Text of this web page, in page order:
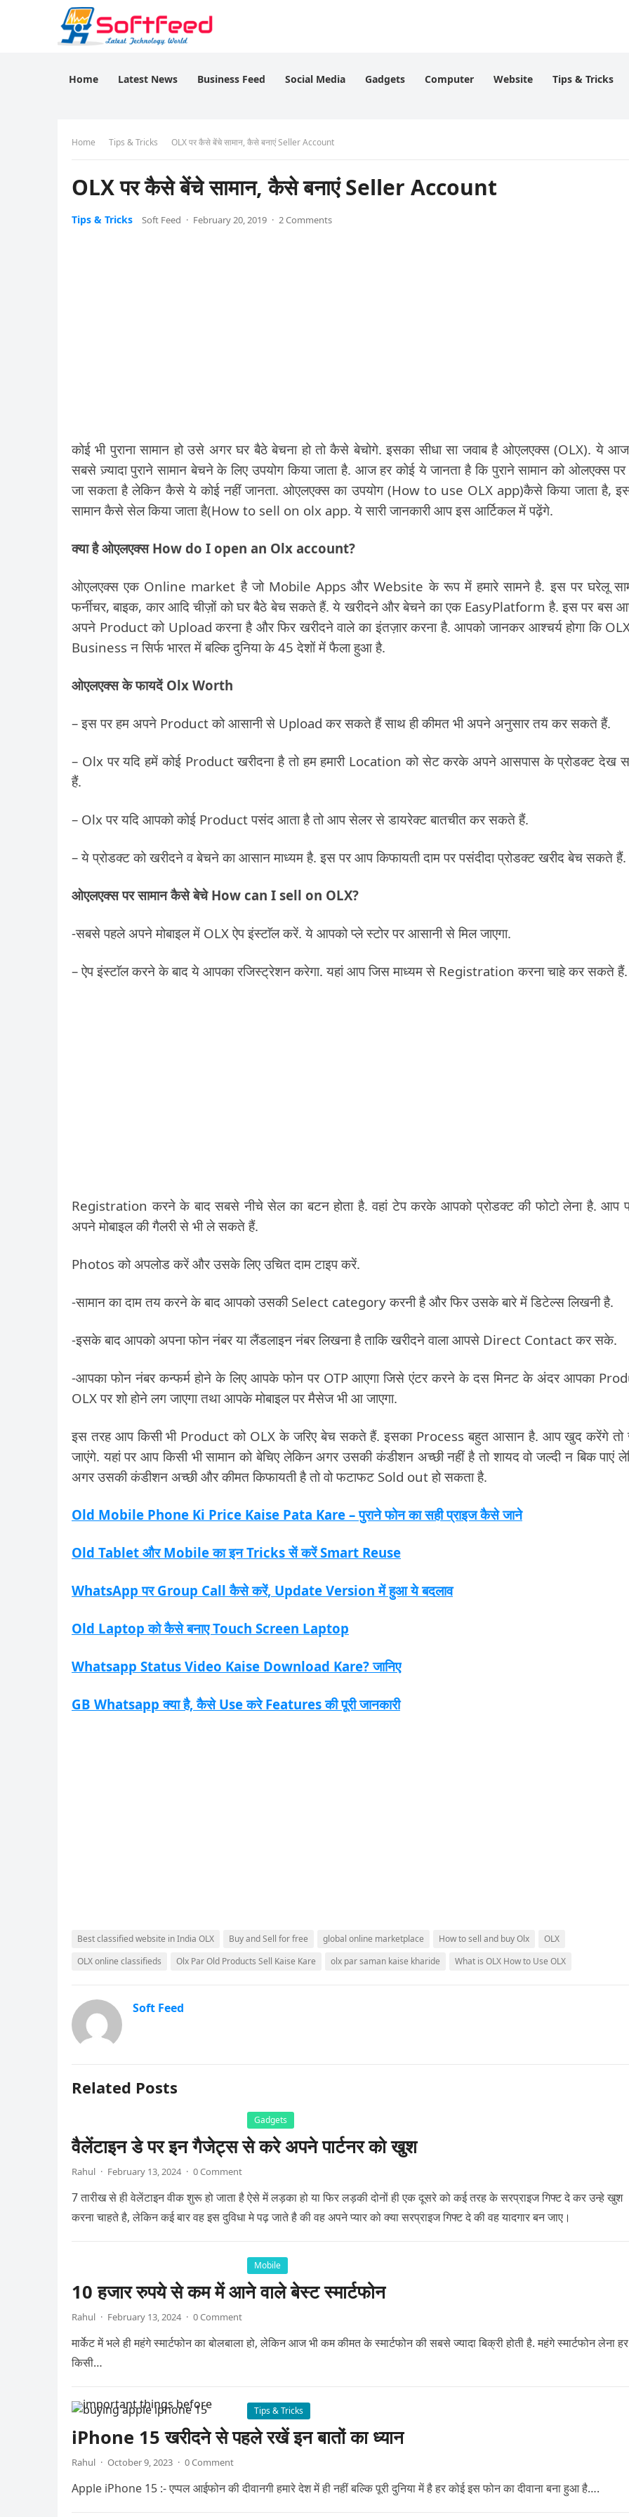
Home Latest News Business Feed Social Media Gadgets Computer Website Tips & Tricks
Home Tips & Tricks OLX पर कैसे बेंचे सामान, कैसे बनाएं Seller Account
OLX पर कैसे बेंचे सामान, कैसे बनाएं Seller Account
Tips & Tricks Soft Feed · February 20, 2019 · 2 Comments
कोई भी पुराना सामान हो उसे अगर घर बैठे बेचना हो तो कैसे बेचोगे. इसका सीधा सा जवाब है ओएलएक्स (OLX). ये
सबसे ज़्यादा पुराने सामान बेचने के लिए उपयोग किया जाता है. आज हर कोई ये जानता है कि पुराने सामान को ओलएक्स पर
जा सकता है लेकिन कैसे ये कोई नहीं जानता. ओएलएक्स का उपयोग (How to use OLX app)कैसे किया जाता है,
सामान कैसे सेल किया जाता है(How to sell on olx app. ये सारी जानकारी आप इस आर्टिकल में पढ़ेंगे.
क्या है ओएलएक्स How do I open an Olx account?
ओएलएक्स एक Online market है जो Mobile Apps और Website के रूप में हमारे सामने है. इस पर घरेलू
फर्नीचर, बाइक, कार आदि चीज़ों को घर बैठे बेच सकते हैं. ये खरीदने और बेचने का एक EasyPlatform है. इस पर बस
अपने Product को Upload करना है और फिर खरीदने वाले का इंतज़ार करना है. आपको जानकर आश्चर्य होगा कि
Business न सिर्फ भारत में बल्कि दुनिया के 45 देशों में फैला हुआ है.
ओएलएक्स के फायदें Olx Worth
– इस पर हम अपने Product को आसानी से Upload कर सकते हैं साथ ही कीमत भी अपने अनुसार तय कर सकते हैं.
– Olx पर यदि हमें कोई Product खरीदना है तो हम हमारी Location को सेट करके अपने आसपास के प्रोडक्ट देख
हैं.
– Olx पर यदि आपको कोई Product पसंद आता है तो आप सेलर से डायरेक्ट बातचीत कर सकते हैं.
– ये प्रोडक्ट को खरीदने व बेचने का आसान माध्यम है. इस पर आप किफायती दाम पर पसंदीदा प्रोडक्ट खरीद बेच सकते हैं.
ओएलएक्स पर सामान कैसे बेचे How can I sell on OLX?
-सबसे पहले अपने मोबाइल में OLX ऐप इंस्टाॅल करें. ये आपको प्ले स्टोर पर आसानी से मिल जाएगा.
– ऐप इंस्टाॅल करने के बाद ये आपका रजिस्ट्रेशन करेगा. यहां आप जिस माध्यम से Registration करना चाहे कर सकते हैं.
Registration करने के बाद सबसे नीचे सेल का बटन होता है. वहां टेप करके आपको प्रोडक्ट की फोटो लेना है. आप
अपने मोबाइल की गैलरी से भी ले सकते हैं.
Photos को अपलोड करें और उसके लिए उचित दाम टाइप करें.
-सामान का दाम तय करने के बाद आपको उसकी Select category करनी है और फिर उसके बारे में डिटेल्स लिखनी है.
-इसके बाद आपको अपना फोन नंबर या लैंडलाइन नंबर लिखना है ताकि खरीदने वाला आपसे Direct Contact कर सके.
-आपका फोन नंबर कन्फर्म होने के लिए आपके फोन पर OTP आएगा जिसे एंटर करने के दस मिनट के अंदर आपका
OLX पर शो होने लग जाएगा तथा आपके मोबाइल पर मैसेज भी आ जाएगा.
इस तरह आप किसी भी Product को OLX के जरिए बेच सकते हैं. इसका Process बहुत आसान है. आप खुद करेंगे तो
जाएंगे. यहां पर आप किसी भी सामान को बेचिए लेकिन अगर उसकी कंडीशन अच्छी नहीं है तो शायद वो जल्दी न बिक पाएं
अगर उसकी कंडीशन अच्छी और कीमत किफायती है तो वो फटाफट Sold out हो सकता है.
Old Mobile Phone Ki Price Kaise Pata Kare – पुराने फोन का सही प्राइज कैसे जाने
Old Tablet और Mobile का इन Tricks सें करें Smart Reuse
WhatsApp पर Group Call कैसे करें, Update Version में हुआ ये बदलाव
Old Laptop को कैसे बनाए Touch Screen Laptop
Whatsapp Status Video Kaise Download Kare? जानिए
GB Whatsapp क्या है, कैसे Use करे Features की पूरी जानकारी
Best classified website in India OLX Buy and Sell for free global online marketplace How to sell and buy Olx
OLX
OLX online classifieds
Olx Par Old Products Sell Kaise Kare olx par saman kaise kharide What is OLX How to Use OLX
Soft Feed
Related Posts
Gadgets
वैलेंटाइन डे पर इन गैजेट्स से करे अपने पार्टनर को खुश
Rahul · February 13, 2024 · 0 Comment
7 तारीख से ही वेलेंटाइन वीक शुरू हो जाता है ऐसे में लड़का हो या फिर लड़की दोनों ही एक दूसरे को कई तरह के सरप्राइज गिफ्ट दे कर उन्हे खुश
करना चाहते है, लेकिन कई बार वह इस दुविधा मे पढ़ जाते है की वह अपने प्यार को क्या सरप्राइज गिफ्ट दे की वह यादगार बन जाए।
Mobile
10 हजार रुपये से कम में आने वाले बेस्ट स्मार्टफोन
Rahul · February 13, 2024 · 0 Comment
मार्केट में भले ही महंगे स्मार्टफोन का बोलबाला हो, लेकिन आज भी कम कीमत के स्मार्टफोन की सबसे ज्यादा बिक्री होती है. महंगे स्मार्टफोन लेना हर
किसी…
Tips & Tricks
iPhone 15 खरीदने से पहले रखें इन बातों का ध्यान
Rahul · October 9, 2023 · 0 Comment
Apple iPhone 15 :- एप्पल आईफोन की दीवानगी हमारे देश में ही नहीं बल्कि पूरी दुनिया में है हर कोई इस फोन का दीवाना बना हुआ है….